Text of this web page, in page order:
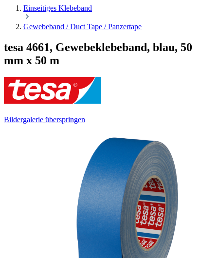
Einseitiges Klebeband
Gewebeband / Duct Tape / Panzertape
tesa 4661, Gewebeklebeband, blau, 50
mm x 50 m
Bildergalerie überspringen